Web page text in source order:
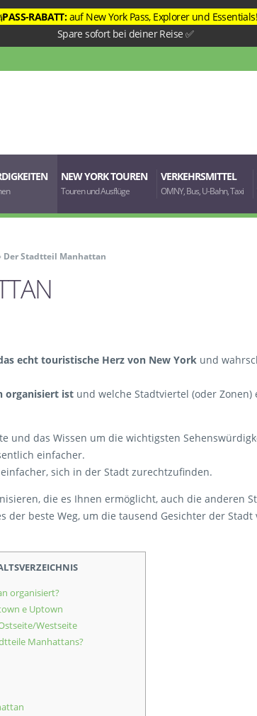
PASS-RABATT:aufNew York Pass, Explorerund Essentials!
Spare sofort bei deiner Reise ✅
NEW YORK TOUREN
Touren und Ausflüge
VERKEHRSMITTEL
OMNY, Bus, U-Bahn, Taxi
Der Stadtteil Manhattan
echt touristische Herz von New York und
organisiert ist und welche Stadtviertel (oder Zonen)
und das Wissen um die wichtigsten
einfacher.
sich in der Stadt zurechtzufinden.
die es Ihnen ermöglicht, auch die anderen
beste Weg, um die tausend Gesichter der Stadt
organisiert?
e Uptown
Westseite
Manhattans?